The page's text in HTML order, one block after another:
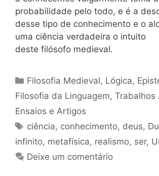
probabilidade pelo todo, e é a
desse tipo de conhecimento e o
uma ciência verdadeira o intuito
deste filósofo medieval.
Categorias
Filosofia Medieval, Lógica,
Filosofia da Linguagem, Trabalhos
Ensaios e Artigos
Tags
ciência, conhecimento, deus,
infinito, metafísica, realismo, ser,
Deixe um comentário